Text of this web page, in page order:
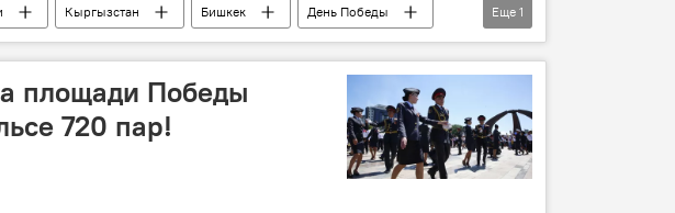
Кыргызстан Бишкек
День Победы
Еще 1
площади Победы
720 пар!